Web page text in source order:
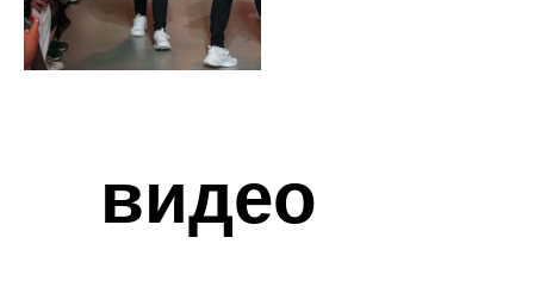
видео